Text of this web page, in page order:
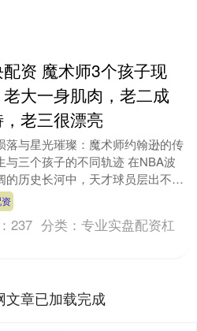
资 魔术师3个孩子现
大一身肌肉，老二成
老三很漂亮
落与星光璀璨：魔术师约翰逊的传
与三个孩子的不同轨迹 在NBA波
的历史长河中，天才球员层出不
能够真正站在联盟之巅，成为那个
征的凤毛麟....
237 分类：专业实盘配资杠
文章已加载完成